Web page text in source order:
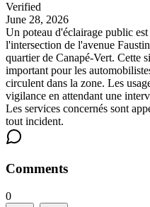
Verified
June 28, 2026
Un poteau d'éclairage public
l'intersection de l'avenue
quartier de Canapé-Vert. Cette
important pour les
circulent dans la zone. Les
vigilance en attendant une
Les services concernés sont
tout incident.
Comments
0